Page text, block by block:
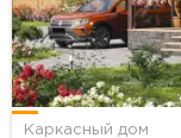
Каркасный дом